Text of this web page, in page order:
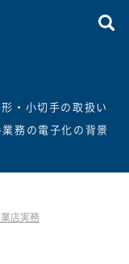
・小切手の取扱い
務の電子化の背景
店実務